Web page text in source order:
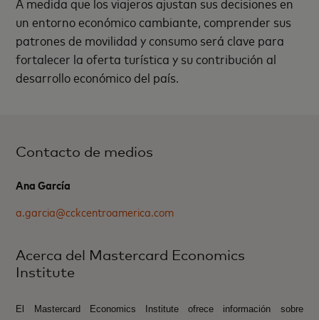
un entorno económico cambiante, comprender sus
patrones de movilidad y consumo será clave para
fortalecer la oferta turística y su contribución al
desarrollo económico del país.
Contacto de medios
Ana García
a.garcia@cckcentroamerica.com
Acerca del Mastercard Economics
Institute
El Mastercard Economics Institute ofrece información sobre